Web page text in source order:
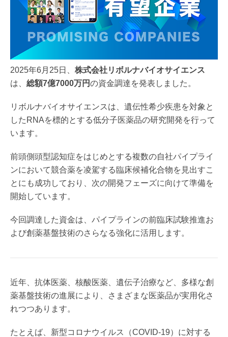
2025年6月25日、 株式会社リボルナバイオサイエンス
は、 総額7億7000万円の資金調達を発表しました。
リボルナバイオサイエンスは、遺伝性希少疾患を対象と
したRNAを標的とする低分子医薬品の研究開発を行って
います。
前頭側頭型認知症をはじめとする複数の自社パイプライ
ンにおいて競合薬を凌駕する臨床候補化合物を見出すこ
とにも成功しており、次の開発フェーズに向けて準備を
開始しています。
今回調達した資金は、パイプラインの前臨床試験推進お
よび創薬基盤技術のさらなる強化に活用します。
近年、抗体医薬、核酸医薬、遺伝子治療など、多様な創
薬基盤技術の進展により、さまざまな医薬品が実用化さ
れつつあります。
たとえば、新型コロナウイルス（COVID-19）に対する